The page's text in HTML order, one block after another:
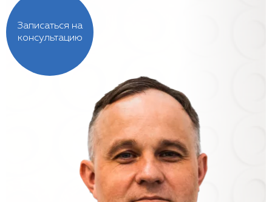
Записаться на
консультацию